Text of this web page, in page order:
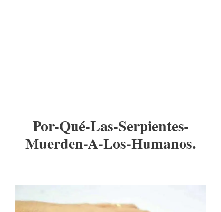
Por-Qué-Las-Serpientes-
Muerden-A-Los-Humanos.